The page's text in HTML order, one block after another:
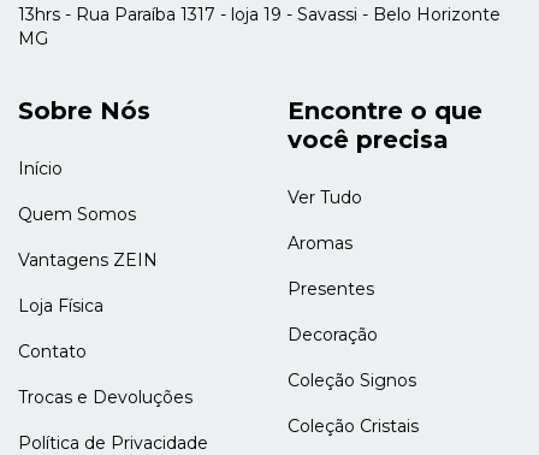
13hrs - Rua Paraíba 1317 - loja 19 - Savassi - Belo Horizonte
MG
Sobre Nós
Início
Quem Somos
Vantagens ZEIN
Loja Física
Contato
Trocas e Devoluções
Política de Privacidade
Encontre o que
você precisa
Ver Tudo
Aromas
Presentes
Decoração
Coleção Signos
Coleção Cristais